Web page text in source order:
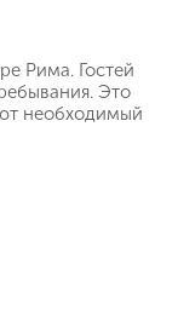
Рима. Гостей
Это
необходимый